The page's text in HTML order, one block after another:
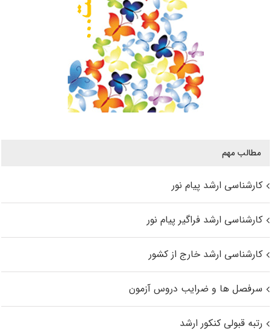
مطالب مهم
کارشناسی ارشد پیام نور
کارشناسی ارشد فراگیر پیام نور
کارشناسی ارشد خارج از کشور
سرفصل ها و ضرایب دروس آزمون
رتبه قبولی کنکور ارشد